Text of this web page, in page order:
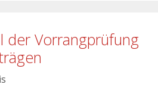
der Vorrangprüfung